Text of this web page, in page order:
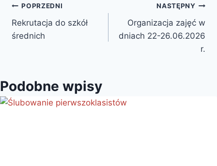
Nawigacja
wpisu
POPRZEDNI
Rekrutacja do szkół
średnich
NASTĘPNY
Organizacja zajęć w
dniach 22-26.06.2026
r.
Podobne wpisy